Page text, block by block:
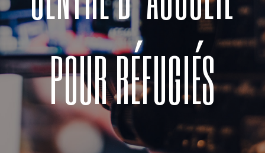
POUR RÉFUGIÉS